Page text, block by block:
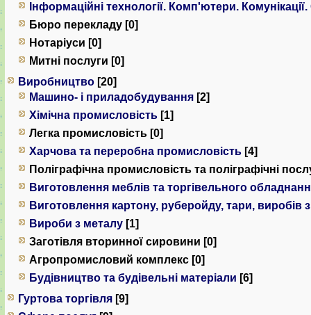
Інформаційні технології. Комп'ютери.
Бюро перекладу [0]
Нотаріуси [0]
Митні послуги [0]
Виробництво [20]
Машино- і приладобудування [2]
Хімічна промисловість [1]
Легка промисловість [0]
Харчова та переробна промисловість [4]
Поліграфічна промисловість та поліграфічні
Виготовлення меблів та торгівельного
Виготовлення картону, руберойду, тари, виробів
Вироби з металу [1]
Заготівля вторинної сировини [0]
Агропромисловий комплекс [0]
Будівництво та будівельні матеріали [6]
Гуртова торгівля [9]